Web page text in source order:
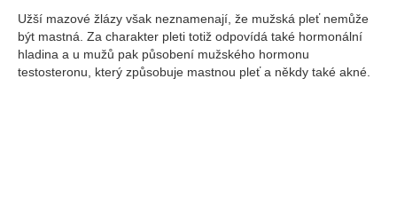
Užší mazové žlázy však neznamenají, že mužská pleť nemůže
být mastná. Za charakter pleti totiž odpovídá také hormonální
hladina a u mužů pak působení mužského hormonu
testosteronu, který způsobuje mastnou pleť a někdy také akné.